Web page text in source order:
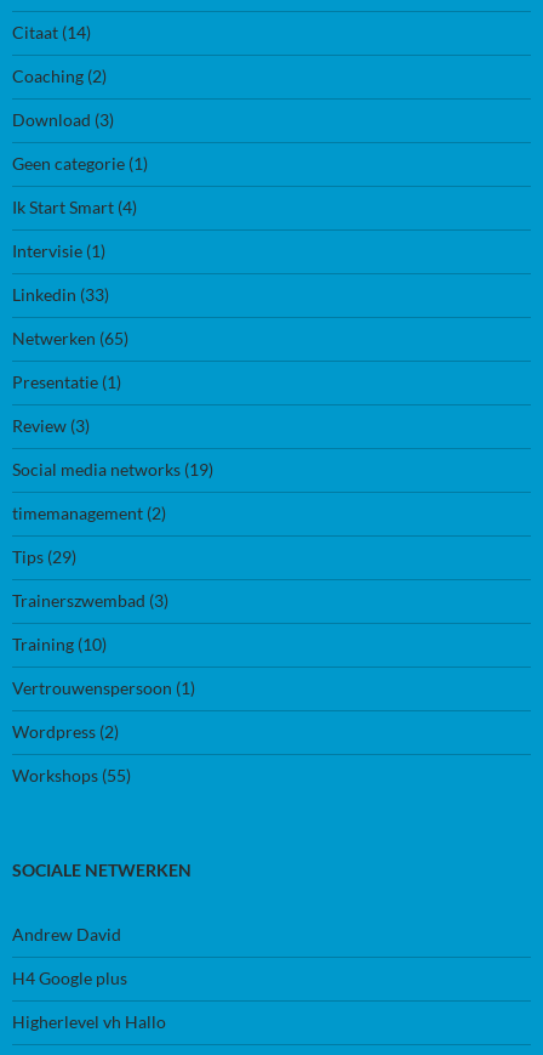
Citaat (14)
Coaching (2)
Download (3)
Geen categorie (1)
Ik Start Smart (4)
Intervisie (1)
Linkedin (33)
Netwerken (65)
Presentatie (1)
Review (3)
Social media networks (19)
timemanagement (2)
Tips (29)
Trainerszwembad (3)
Training (10)
Vertrouwenspersoon (1)
Wordpress (2)
Workshops (55)
SOCIALE NETWERKEN
Andrew David
H4 Google plus
Higherlevel vh Hallo